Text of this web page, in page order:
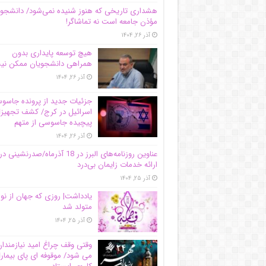
هشداری تاریخی که هنوز شنیده نمی‌شود/ دانشجو
مؤذن جامعه است نه تماشاگر!
آذر ۲۶, ۱۴۰۴
هیچ توسعه پایداری بدون
همراهی دانشجویان ممکن
آذر ۲۶, ۱۴۰۴
جزئیات جدید از پرونده
اسرائیل در کرج/‌ کشف
پیچیده جاسوسی از متهم
آذر ۲۶, ۱۴۰۴
عناوین روزنامه‌های البرز در ‌18 آذرماه/صدرنشینی در
ارائه خدمات زایمان بی‌درد
آذر ۲۵, ۱۴۰۴
یادداشت| روزی که جهان از نو
متولد شد
آذر ۲۵, ۱۴۰۴
وقتی وقف چراغ امید
می شود/ موقوفه ای پای